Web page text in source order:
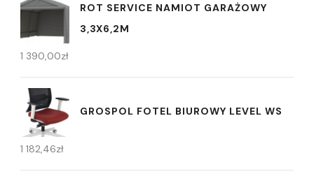
ROT SERVICE NAMIOT GARAŻOWY
3,3X6,2M
1 390,00zł
GROSPOL FOTEL BIUROWY LEVEL WS
1 182,46zł